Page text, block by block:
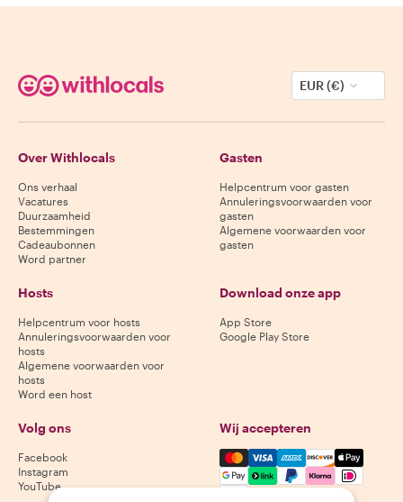
EUR (€)
Over Withlocals
Ons verhaal
Vacatures
Duurzaamheid
Bestemmingen
Cadeaubonnen
Word partner
Gasten
Helpcentrum voor gasten
Annuleringsvoorwaarden voor
gasten
Algemene voorwaarden voor
gasten
Hosts
Helpcentrum voor hosts
Annuleringsvoorwaarden voor
hosts
Algemene voorwaarden voor
hosts
Word een host
Download onze app
App Store
Google Play Store
Volg ons
Facebook
Instagram
YouTube
Wij accepteren
Mastercard, Visa, Amex,